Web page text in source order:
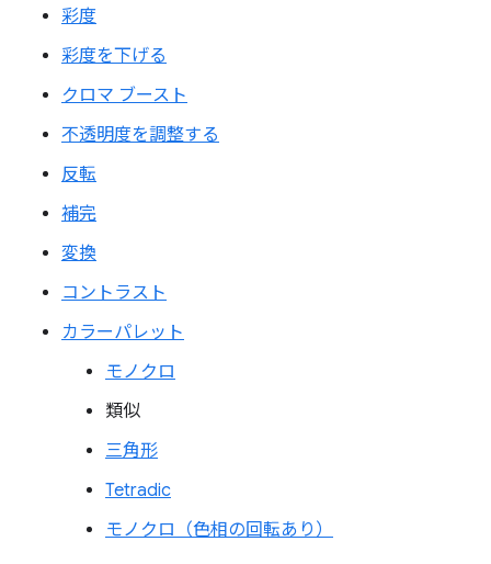
彩度
彩度を下げる
クロマ ブースト
不透明度を調整する
反転
補完
変換
コントラスト
カラーパレット
モノクロ
類似
三角形
Tetradic
モノクロ（色相の回転あり）